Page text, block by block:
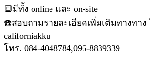
🔳มีทั้ง online และ on-site
☎️สอบถามรายละเอียดเพิ่มเติมทางทาง
californiakku
โทร. 084-4048784,096-8839339